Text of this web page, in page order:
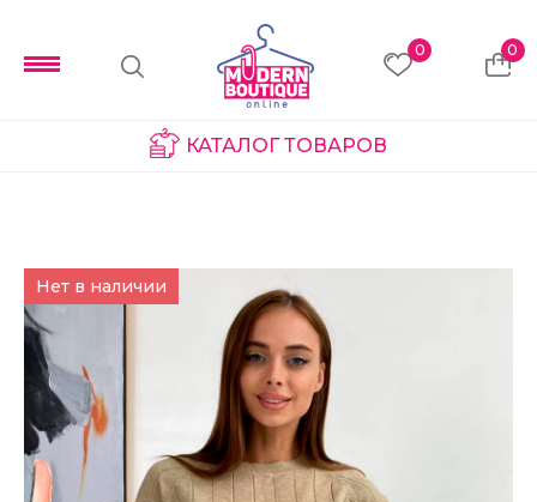
0 0
КАТАЛОГ ТОВАРОВ
Нет в наличии